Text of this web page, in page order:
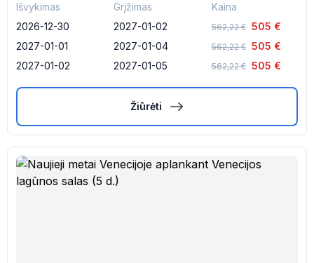
Išvykimas Grįžimas
Kaina
2026-12-30
2027-01-02 562,22 € 505 €
2027-01-01
2027-01-04 562,22 € 505 €
2027-01-02
2027-01-05 562,22 € 505 €
Žiūrėti